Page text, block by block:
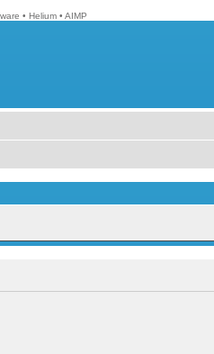
• Helium • AIMP